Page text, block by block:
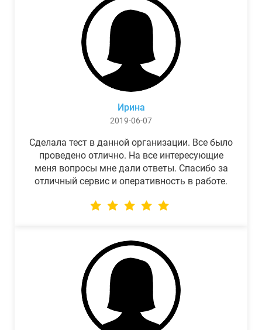
Ирина
2019-06-07
Сделала тест в данной организации. Все было
проведено отлично. На все интересующие
меня вопросы мне дали ответы. Спасибо за
отличный сервис и оперативность в работе.